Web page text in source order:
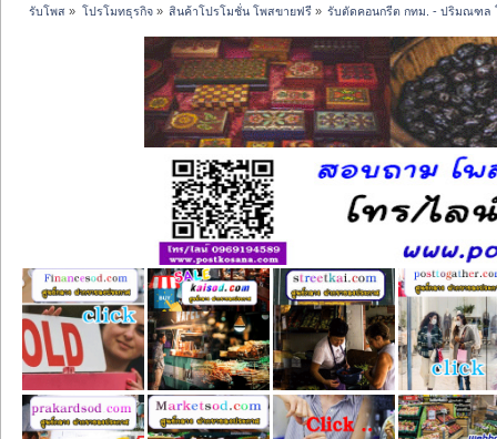
รับโพส » โปรโมทธุรกิจ» สินค้าโปรโมชั่น โพสขายฟรี» รับตัดคอนกรีต กทม. - ปริมณฑล